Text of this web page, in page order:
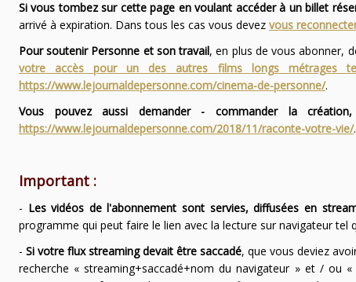
Si vous tombez sur cette page en voulant accéder à un billet
arrivé à expiration. Dans tous les cas vous devez vous
Pour soutenir Personne et son travail, en plus de vous abonner,
votre accès pour un des autres films longs métrages
https://www.lejournaldepersonne.com/cinema-de-personne/.
Vous pouvez aussi demander - commander la
https://www.lejournaldepersonne.com/2018/11/raconte-votre-vie/.
Important :
- Les vidéos de l'abonnement sont servies, diffusées en
programme qui peut faire le lien avec la lecture sur navigateur tel
- Si votre flux streaming devait être saccadé, que vous deviez
recherche « streaming+saccadé+nom du navigateur » et / ou